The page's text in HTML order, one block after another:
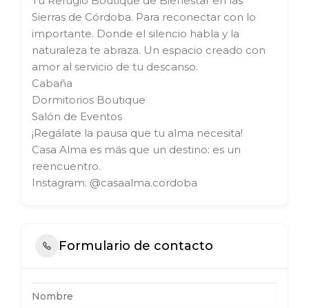
Sierras de Córdoba. Para reconectar con lo
importante. Donde el silencio habla y la
naturaleza te abraza. Un espacio creado con
amor al servicio de tu descanso.
Cabaña
Dormitorios Boutique
Salón de Eventos
¡Regálate la pausa que tu alma necesita!
Casa Alma es más que un destino: es un
reencuentro.
Instagram: @casaalma.cordoba
Formulario de contacto